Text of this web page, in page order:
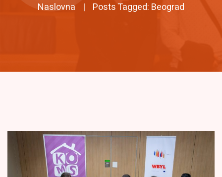
Naslovna Posts Tagged: Beograd